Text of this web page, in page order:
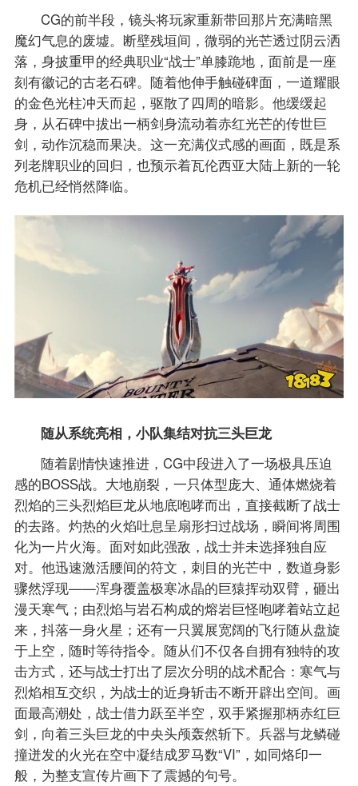
CG的前半段，镜头将玩家重新带回那片充满暗黑
魔幻气息的废墟。断壁残垣间，微弱的光芒透过阴云洒
落，身披重甲的经典职业“战士”单膝跪地，面前是一座
刻有徽记的古老石碑。随着他伸手触碰碑面，一道耀眼
的金色光柱冲天而起，驱散了四周的暗影。他缓缓起
身，从石碑中拔出一柄剑身流动着赤红光芒的传世巨
剑，动作沉稳而果决。这一充满仪式感的画面，既是系
列老牌职业的回归，也预示着瓦伦西亚大陆上新的一轮
危机已经悄然降临。
随从系统亮相，小队集结对抗三头巨龙
随着剧情快速推进，CG中段进入了一场极具压迫
感的BOSS战。大地崩裂，一只体型庞大、通体燃烧着
烈焰的三头烈焰巨龙从地底咆哮而出，直接截断了战士
的去路。灼热的火焰吐息呈扇形扫过战场，瞬间将周围
化为一片火海。面对如此强敌，战士并未选择独自应
对。他迅速激活腰间的符文，刺目的光芒中，数道身影
骤然浮现——浑身覆盖极寒冰晶的巨猿挥动双臂，砸出
漫天寒气；由烈焰与岩石构成的熔岩巨怪咆哮着站立起
来，抖落一身火星；还有一只翼展宽阔的飞行随从盘旋
于上空，随时等待指令。随从们不仅各自拥有独特的攻
击方式，还与战士打出了层次分明的战术配合：寒气与
烈焰相互交织，为战士的近身斩击不断开辟出空间。画
面最高潮处，战士借力跃至半空，双手紧握那柄赤红巨
剑，向着三头巨龙的中央头颅轰然斩下。兵器与龙鳞碰
撞迸发的火光在空中凝结成罗马数“VI”，如同烙印一
般，为整支宣传片画下了震撼的句号。